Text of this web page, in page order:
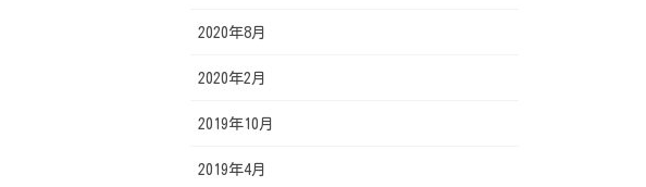
2020年8月
2020年2月
2019年10月
2019年4月